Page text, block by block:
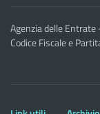
Agenzia delle
Codice Fiscale e
Altre